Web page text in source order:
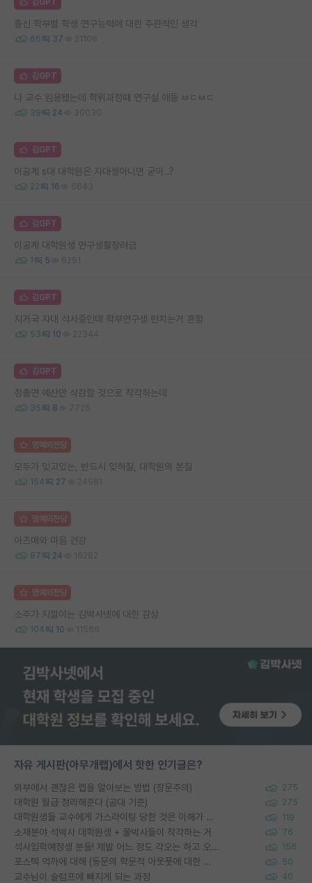
출신 학부별 학생 연구능력에 대한 주관적인 생각
66 37 21106
김GPT
나 교수 임용됐는데 학위과정때 연구실 애들 ㅂㄷㅂㄷ
39 24 30030
김GPT
이공계 s대 대학원은 자대생아니면 굳이..?
22 16 6643
김GPT
이공계 대학원생 연구생활장려금
1 5 6291
김GPT
지거국 자대 석사중인데 학부연구생 런치는거 흔함
53 10 22344
김GPT
정출연 예산만 삭감할 것으로 착각하는데
35 8 7725
명예의전당
모두가 잊고있는, 반드시 잊혀질, 대학원의 본질
154 27 24981
명예의전당
아즈매와 마음 건강
87 24 16282
명예의전당
소주가 지껄이는 김박사넷에 대한 감상
104 10 11566
자유 게시판(아무개랩)에서 핫한 인기글은?
외부에서 괜찮은 랩을 알아보는 방법 (장문주의) 275
대학원 월급 정리해준다 (공대 기준) 275
대학원생들 교수에게 가스라이팅 당한 것은 이해가 갑니다. 안타깝네요. 119
소재분야 석박사 대학원생 + 물박사들이 착각하는 거 76
석사입학예정생 분들! 제발 어느 정도 각오는 하고 오세요. 156
포스텍 억까에 대해 (동문의 학문적 아웃풋에 대한 반박) 50
교수님이 슬럼프에 빠지게 되는 과정 40